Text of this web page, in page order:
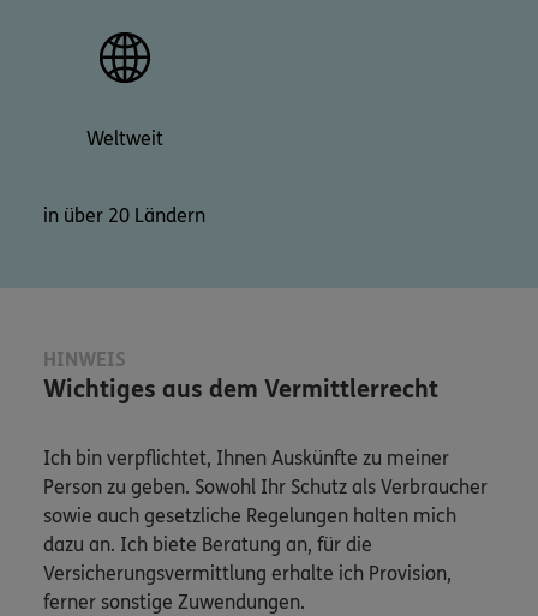
Weltweit
in über 20 Ländern
HINWEIS
Wichtiges aus dem Vermittlerrecht
Ich bin verpflichtet, Ihnen Auskünfte zu meiner
Person zu geben. Sowohl Ihr Schutz als Verbraucher
sowie auch gesetzliche Regelungen halten mich
dazu an. Ich biete Beratung an, für die
Versicherungsvermittlung erhalte ich Provision,
ferner sonstige Zuwendungen.